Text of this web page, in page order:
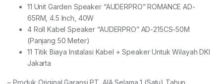
11 Unit Garden Speaker “AUDERPRO” ROMANCE AD-
65RM, 4.5 Inch, 40W
4 Roll Kabel Speaker “AUDERPRO” AD-215CS-50M
(Panjang 50 Meter)
11 Titik Biaya Instalasi Kabel + Speaker Untuk Wilayah DKI
Jakarta
– Produk Original Garansi PT. AIA Selama 1 (Satu) Tahun.